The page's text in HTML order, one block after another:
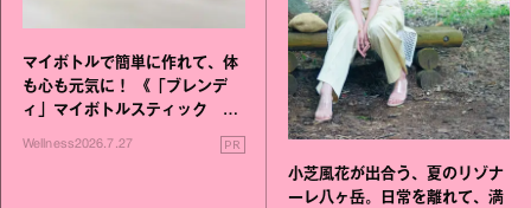
マイボトルで簡単に作れて、体
も心も元気に！ 《「ブレンデ
ィ」マイボトルスティック い
いこと毎日》シリーズが誕生
Wellness2026.7.27 PR
小芝風花が出合う、夏のリゾナ
ーレ八ヶ岳。日常を離れて、満